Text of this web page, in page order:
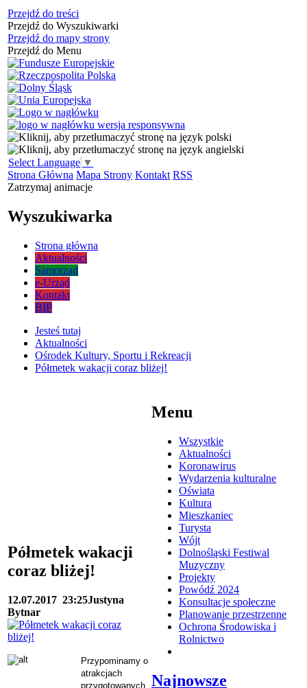
Przejdź do treści
Przejdź do Wyszukiwarki
Przejdź do mapy strony
Przejdź do Menu
Select Language ▼
Strona Główna Mapa Strony Kontakt RSS
Zatrzymaj animacje
Wyszukiwarka
Strona główna
Aktualności
Samorząd
e-Urząd
Kontakt
BIP
Jesteś tutaj
Aktualności
Ośrodek Kultury, Sportu i Rekreacji
Półmetek wakacji coraz bliżej!
Półmetek wakacji
coraz bliżej!
12.07.2017 23:25Justyna
Bytnar
Przypominamy o
atrakcjach
przygotowanych
Menu
Wszystkie
Aktualności
Koronawirus
Wydarzenia kulturalne
Oświata
Kultura
Mieszkaniec
Turysta
Wójt
Dolnośląski Festiwal
Muzyczny
Projekty
Powódź 2024
Konsultacje społeczne
Planowanie przestrzenne
Ochrona Środowiska i
Rolnictwo
Najnowsze